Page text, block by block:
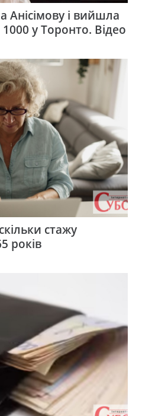
Анісімову і вийшла
у Торонто. Відео
стажу
років